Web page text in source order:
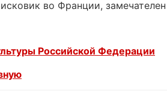
во Франции,
Российской Федерации